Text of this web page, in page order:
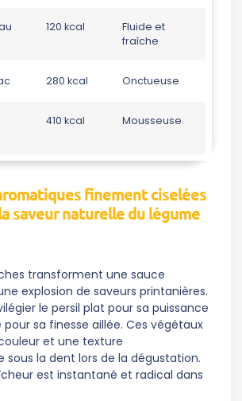
120 kcal
Fluide et
fraîche
280 kcal Onctueuse
410 kcal Mousseuse
finement ciselées
saveur naturelle du légume
transforment une sauce
explosion de saveurs printanières.
le persil plat pour sa puissance
sa finesse aillée. Ces végétaux
et une texture
sous la dent lors de la dégustation.
est instantané et radical dans